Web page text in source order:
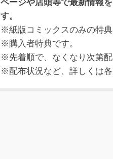
ページや店頭等で最新情報
す。
※紙版コミックスのみの特
※購入者特典です。
※先着順で、なくなり次第
※配布状況など、詳しくは